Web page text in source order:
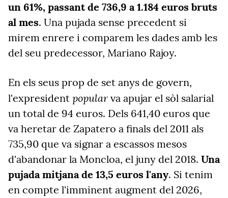
un 61%, passant de 736,9 a 1.184 euros bruts
al mes. Una pujada sense precedent si
mirem enrere i comparem les dades amb les
del seu predecessor, Mariano Rajoy.
En els seus prop de set anys de govern,
l'expresident popular va apujar el sòl salarial
un total de 94 euros. Dels 641,40 euros que
va heretar de Zapatero a finals del 2011 als
735,90 que va signar a escassos mesos
d'abandonar la Moncloa, el juny del 2018. Una
pujada mitjana de 13,5 euros l'any. Si tenim
en compte l'imminent augment del 2026,